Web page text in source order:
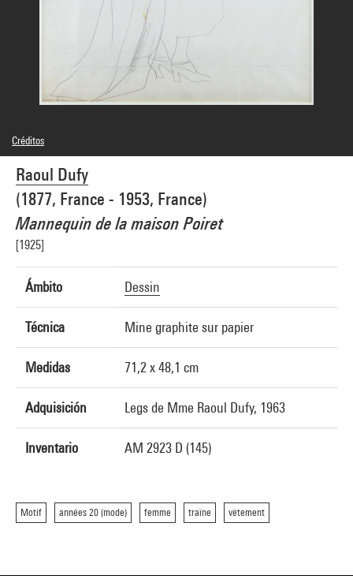
Raoul Dufy
(1877, France - 1953, France)
Mannequin de la maison Poiret
[1925]
Ámbito Dessin
Técnica Mine graphite sur papier
Medidas 71,2 x 48,1 cm
Adquisición Legs de Mme Raoul Dufy, 1963
Inventario AM 2923 D (145)
Motif années 20 (mode) femme traîne vêtement
Créditos
Leyenda : Récolement, image du Musée des Tissus - Chambre de commerce et
d'industrie de Lyon
Domaine public
Créditos fotográficos : Musée des Tissus - Chambre de commerce et d'industrie de
Lyon
Referencia de la imagen : 5A04096
Difusión de la imagen :